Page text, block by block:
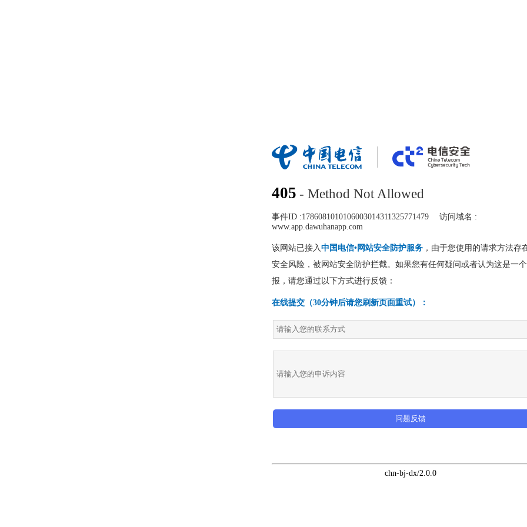
405 - Method Not Allowed
事件ID :1786081010106003014311325771479 访问域名 :
www.app.dawuhanapp.com
该网站已接入 中国电信•网站安全防护服务 ，由于您使用的请求方法存
安全风险，被网站安全防护拦截。如果您有任何疑问或者认为这是一
报，请您通过以下方式进行反馈：
在线提交（30分钟后请您刷新页面重试）：
问题反馈
chn-bj-dx/2.0.0